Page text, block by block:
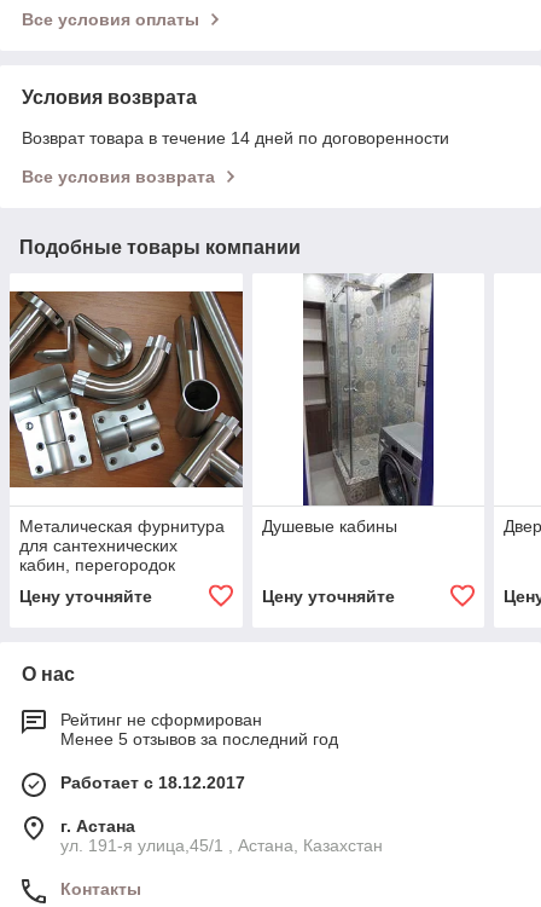
Все условия оплаты
Условия возврата
Возврат товара в течение 14 дней по договоренности
Все условия возврата
Подобные товары компании
Металическая фурнитура
для сантехнических
кабин, перегородок
Цену уточняйте
Душевые кабины
Цену уточняйте
О нас
Рейтинг не сформирован
Менее 5 отзывов за последний год
Работает с 18.12.2017
г. Астана
ул. 191-я улица,45/1 , Астана, Казахстан
Контакты